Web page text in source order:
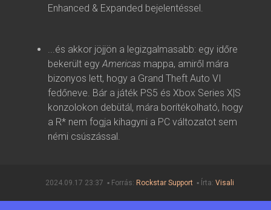
Enhanced & Expanded bejelentéssel.
...és akkor jöjjön a legizgalmasabb: egy időre
bekerült egyAmericas mappa, amiről mára
bizonyos lett, hogy a Grand Theft Auto VI
fedőneve. Bár a játék PS5 és Xbox Series X|S
konzolokon debütál, mára borítékolható, hogy
a R* nem fogja kihagyni a PC változatot sem
némi csúszással.
2024.09.17 23:37 ▪ Forrás: Rockstar Support ▪ Írta: Visali